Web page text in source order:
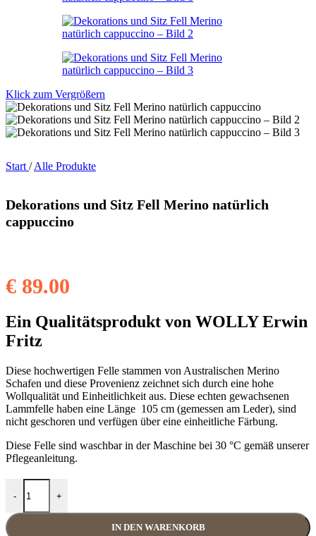
Klick zum Vergrößern
Start / Alle Produkte
Dekorations und Sitz Fell Merino natürlich
cappuccino
€ 89.00
Ein Qualitätsprodukt von WOLLY Erwin
Fritz
Diese hochwertigen Felle stammen von Australischen Merino
Schafen und diese Provenienz zeichnet sich durch eine hohe
Wollqualität und Einheitlichkeit aus. Diese echten gewachsenen
Lammfelle haben eine Länge 105 cm (gemessen am Leder), sind
nicht geschoren und verfügen über eine einheitliche Färbung.
Diese Felle sind waschbar in der Maschine bei 30 °C gemäß unserer
Pflegeanleitung.
-
Dekorations und Sitz Fell Merino natürlich cappuccino Menge
+
IN DEN WARENKORB